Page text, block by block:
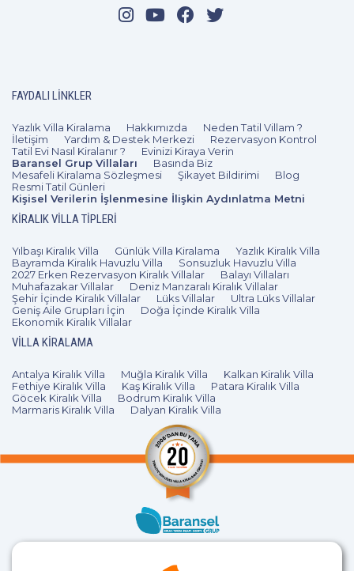
6 Kişi
FAYDALI LINKLER
Yazlık Villa Kiralama Hakkımızda
Neden Tatil Villam ?
İletişim
Yardım & Destek Merkezi
Rezervasyon Kontrol
Tatil Evi Nasıl Kiralanır ?
Evinizi Kiraya Verin
Baransel Grup Villaları
Basında Biz
Mesafeli Kiralama Sözleşmesi
Şikayet Bildirimi
Blog
Resmi Tatil Günleri
Kişisel Verilerin İşlenmesine İlişkin Aydınlatma Metni
KIRALIK VILLA TIPLERI
Yılbaşı Kiralık Villa Günlük Villa Kiralama
Yazlık Kiralık Villa
Bayramda Kiralık Havuzlu Villa
Sonsuzluk Havuzlu Villa
2027 Erken Rezervasyon Kiralık Villalar
Balayı Villaları
Muhafazakar Villalar
Deniz Manzaralı Kiralık Villalar
Şehir İçinde Kiralık Villalar
Lüks Villalar
Ultra Lüks Villalar
Geniş Aile Grupları İçin
Doğa İçinde Kiralık Villa
Ekonomik Kiralık Villalar
VILLA KIRALAMA
Antalya Kiralık Villa Muğla Kiralık Villa
Kalkan Kiralık Villa
Fethiye Kiralık Villa
Kaş Kiralık Villa
Patara Kiralık Villa
Göcek Kiralık Villa
Bodrum Kiralık Villa
Marmaris Kiralık Villa
Dalyan Kiralık Villa